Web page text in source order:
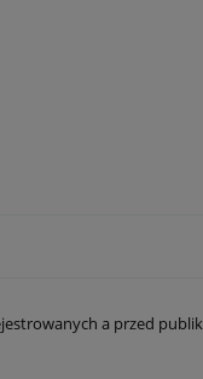
a przed